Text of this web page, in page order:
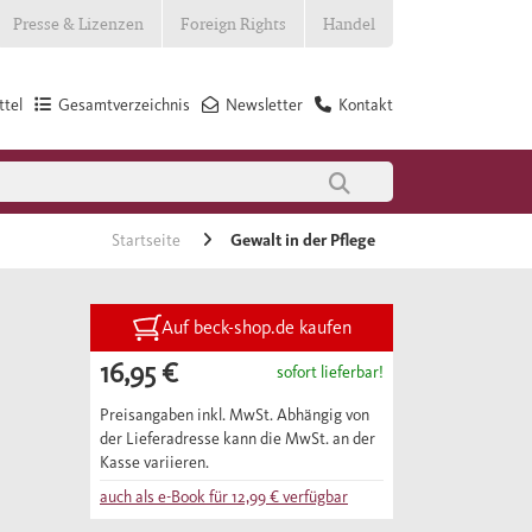
Presse & Lizenzen Foreign Rights Handel
Kontakt
Newsletter
Gesamtverzeichnis
Startseite Gewalt in der Pflege
Auf beck-shop.de kaufen
16,95 € sofort lieferbar!
Preisangaben inkl. MwSt. Abhängig von
der Lieferadresse kann die MwSt. an der
Kasse variieren.
auch als e-Book für12,99 €verfügbar